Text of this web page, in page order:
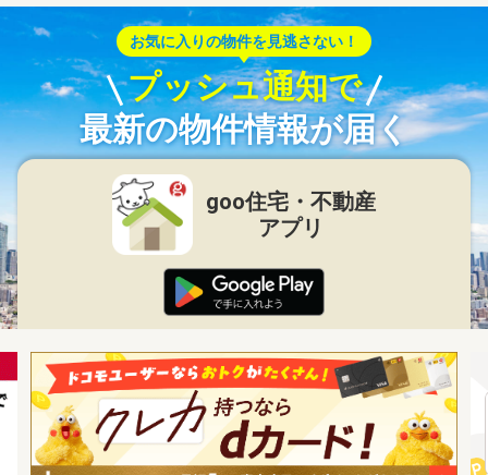
お気に入りの物件を見逃さない！
プッシュ通知で
最新の物件情報が届く
goo住宅・不動産
アプリ